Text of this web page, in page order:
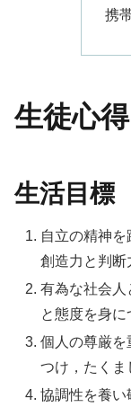
携
生徒心得
生活目標
自立の精神を
創造力と判断
有為な社会人
と態度を身に
個人の尊厳を
つけ，たくま
協調性を養い